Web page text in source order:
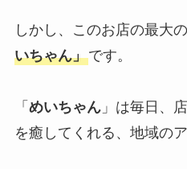
しかし、このお店の最大の
いちゃん」です。
「 めいちゃん」は毎日、
を癒してくれる、地域の